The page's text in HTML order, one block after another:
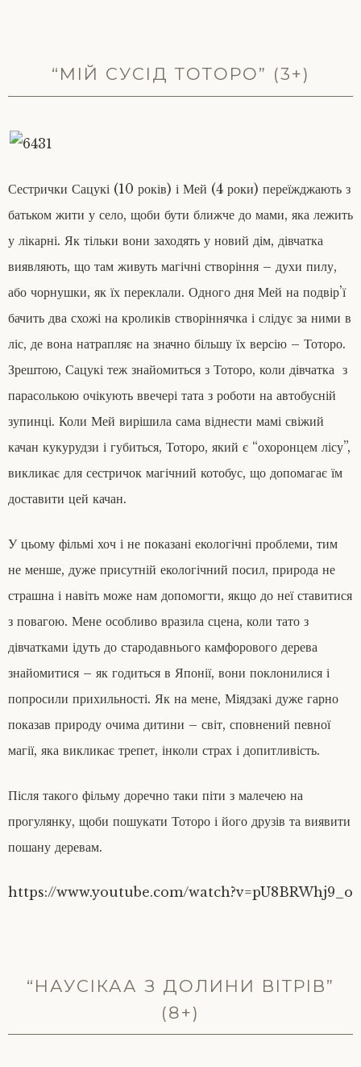
“МІЙ СУСІД ТОТОРО” (3+)
Сестрички Сацукі (10 років) і Мей (4 роки) переїжджають з
батьком жити у село, щоби бути ближче до мами, яка лежить
у лікарні. Як тільки вони заходять у новий дім, дівчатка
виявляють, що там живуть магічні створіння – духи пилу,
або чорнушки, як їх переклали. Одного дня Мей на подвір’ї
бачить два схожі на кроликів створіннячка і слідує за ними в
ліс, де вона натрапляє на значно більшу їх версію – Тоторо.
Зрештою, Сацукі теж знайомиться з Тоторо, коли дівчатка з
парасолькою очікують ввечері тата з роботи на автобусній
зупинці. Коли Мей вирішила сама віднести мамі свіжий
качан кукурудзи і губиться, Тоторо, який є “охоронцем лісу”,
викликає для сестричок магічний котобус, що допомагає їм
доставити цей качан.
У цьому фільмі хоч і не показані екологічні проблеми, тим
не менше, дуже присутній екологічний посил, природа не
страшна і навіть може нам допомогти, якщо до неї ставитися
з повагою. Мене особливо вразила сцена, коли тато з
дівчатками ідуть до стародавнього камфорового дерева
знайомитися – як годиться в Японії, вони поклонилися і
попросили прихильності. Як на мене, Міядзакі дуже гарно
показав природу очима дитини – світ, сповнений певної
магії, яка викликає трепет, інколи страх і допитливість.
Після такого фільму доречно таки піти з малечею на
прогулянку, щоби пошукати Тоторо і його друзів та виявити
пошану деревам.
https://www.youtube.com/watch?v=pU8BRWhj9_o
“НАУСІКАА З ДОЛИНИ ВІТРІВ”
(8+)